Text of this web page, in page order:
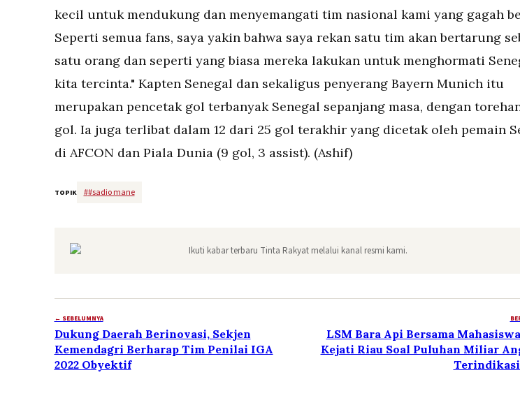
kecil untuk mendukung dan menyemangati tim nasional kami yang gagah
Seperti semua fans, saya yakin bahwa saya rekan satu tim akan bertarung
satu orang dan seperti yang biasa mereka lakukan untuk menghormati
kita tercinta." Kapten Senegal dan sekaligus penyerang Bayern Munich itu
merupakan pencetak gol terbanyak Senegal sepanjang masa, dengan
gol. Ia juga terlibat dalam 12 dari 25 gol terakhir yang dicetak oleh pemain
di AFCON dan Piala Dunia (9 gol, 3 assist). (Ashif)
TOPIK ##sadio mane
Ikuti kabar terbaru Tinta Rakyat melalui kanal resmi kami.
← SEBELUMNYA
Dukung Daerah Berinovasi, Sekjen
Kemendagri Berharap Tim Penilai IGA
2022 Obyektif
LSM Bara Api Bersama
Kejati Riau Soal Puluhan Miliar